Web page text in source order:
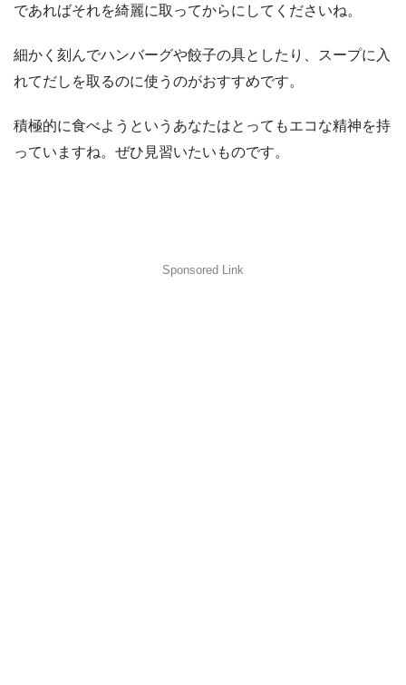
であればそれを綺麗に取ってからにしてくださいね。
細かく刻んでハンバーグや餃子の具としたり、スープに入
れてだしを取るのに使うのがおすすめです。
積極的に食べようというあなたはとってもエコな精神を持
っていますね。ぜひ見習いたいものです。
Sponsored Link